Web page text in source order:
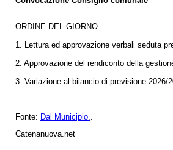
ORDINE DEL GIORNO
1. Lettura ed approvazione verbali seduta
2. Approvazione del rendiconto della
3. Variazione al bilancio di previsione
Fonte: Dal Municipio..
Catenanuova.net